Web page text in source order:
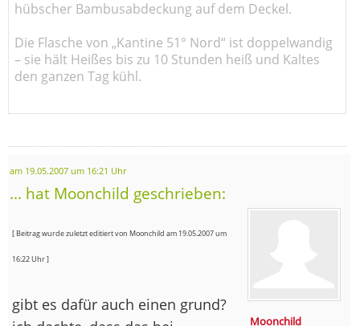
hübscher Bambusabdeckung auf dem Deckel.
Die Flasche von „Kantine 51° Nord“ ist doppelwandig
– sie hält Heißes bis zu 10 Stunden heiß und Kaltes
den ganzen Tag kühl.
am 19.05.2007 um 16:21 Uhr
... hat Moonchild geschrieben:
Moonchild
[ Beitrag wurde zuletzt editiert von Moonchild am 19.05.2007 um
16:22 Uhr ]
gibt es dafür auch einen grund?